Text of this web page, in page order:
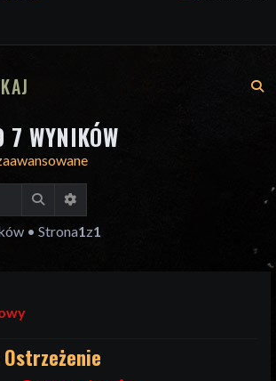
7 WYNIKÓW
Szukaj
• Strona1z1
Ostrzeżenie